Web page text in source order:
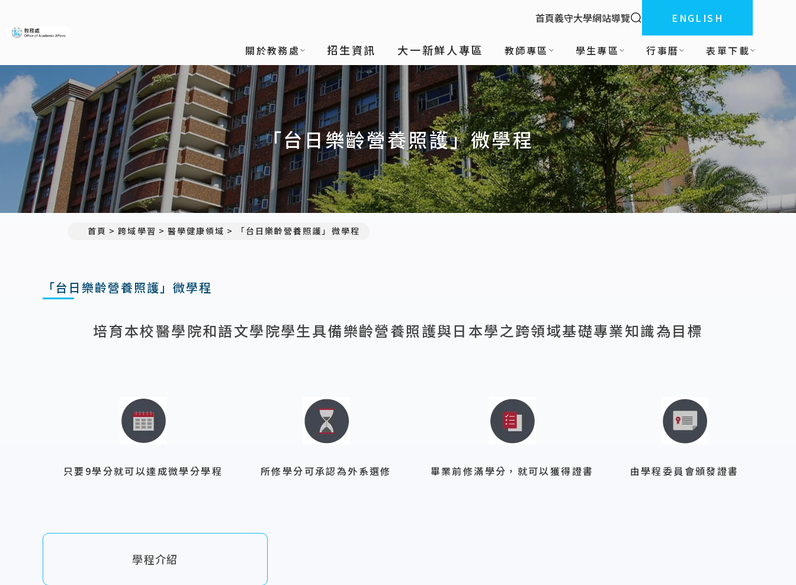
:::
首頁義守大學網站導覽 全站搜索ENGLISH
關於教務處 招生資訊 大一新鮮人專區 教師專區 學生專區 行事曆 表單下載
「台日樂齡營養照護」微學程
首頁 跨域學習 醫學健康領域 「台日樂齡營養照護」微學程
「台日樂齡營養照護」微學程
培育本校醫學院和語文學院學生具備樂齡營養照護與日本學之跨領域基礎專業知識為目標
只要9學分就可以達成微學分學程 所修學分可承認為外系選修 畢業前修滿學分，就可以獲得證書 由學程委員會頒發證書
學程介紹